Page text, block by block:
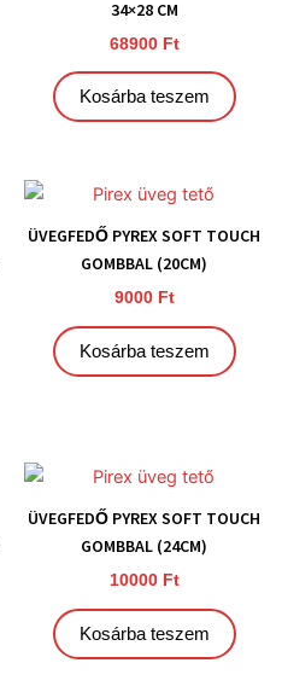
34×28 CM
68900 Ft
Kosárba teszem
ÜVEGFEDŐ PYREX SOFT TOUCH
GOMBBAL (20CM)
9000 Ft
Kosárba teszem
ÜVEGFEDŐ PYREX SOFT TOUCH
GOMBBAL (24CM)
10000 Ft
Kosárba teszem